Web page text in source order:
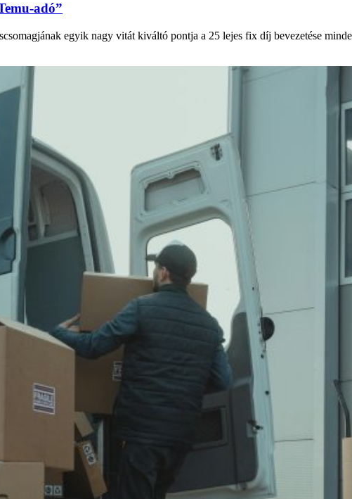
adó”
egyik nagy vitát kiváltó pontja a 25 lejes fix díj bevezetése